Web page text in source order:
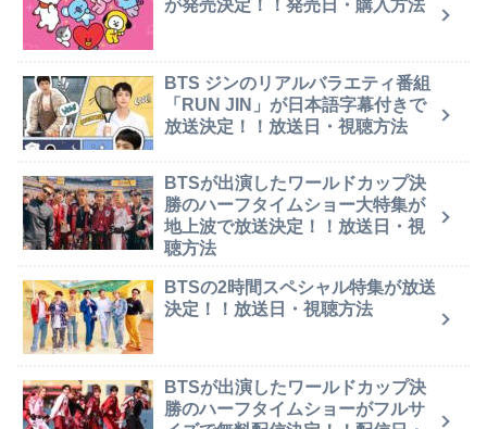
が発売決定！！発売日・購入方法
BTS ジンのリアルバラエティ番組
「RUN JIN」が日本語字幕付きで
放送決定！！放送日・視聴方法
BTSが出演したワールドカップ決
勝のハーフタイムショー大特集が
地上波で放送決定！！放送日・視
聴方法
BTSの2時間スペシャル特集が放送
決定！！放送日・視聴方法
BTSが出演したワールドカップ決
勝のハーフタイムショーがフルサ